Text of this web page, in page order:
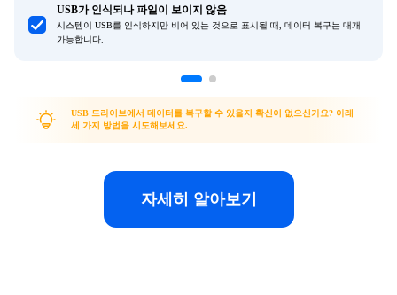
USB가 인식되나 파일이 보이지 않음
시스템이 USB를 인식하지만 비어 있는 것으로 표시될 때, 데이터 복구는 대개
가능합니다.
USB 드라이브에서 데이터를 복구할 수 있을지 확신이 없으신가요? 아래
세 가지 방법을 시도해보세요.
자세히 알아보기